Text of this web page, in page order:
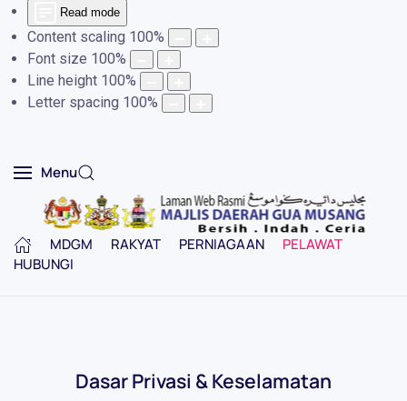
Read mode
Content scaling 100%
Font size 100%
Line height 100%
Letter spacing 100%
Menu
MDGM RAKYAT PERNIAGAAN
PELAWAT
HUBUNGI
Dasar Privasi & Keselamatan